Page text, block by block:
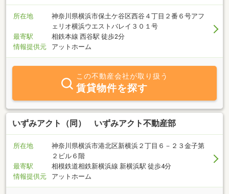
所在地
神奈川県横浜市保土ケ谷区西谷４丁目２番６号アフ
ェリオ横浜ウエストバレイ３０１号
最寄駅
相鉄本線 西谷駅 徒歩2分
情報提供元
アットホーム
この不動産会社が取り扱う
賃貸物件を探す
いずみアクト（同） いずみアクト不動産部
所在地
神奈川県横浜市港北区新横浜２丁目６－２３金子第
２ビル６階
最寄駅
相模鉄道相鉄新横浜線 新横浜駅 徒歩4分
情報提供元
アットホーム